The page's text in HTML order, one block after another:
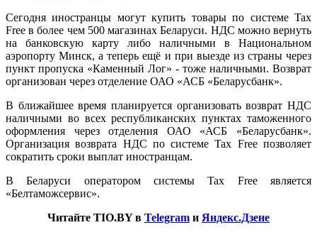
Сегодня иностранцы могут купить товары по системе Tax
Free в более чем 500 магазинах Беларуси. НДС можно вернуть
на банковскую карту либо наличными в Национальном
аэропорту Минск, а теперь ещё и при выезде из страны через
пункт пропуска «Каменный Лог» - тоже наличными. Возврат
организован через отделение ОАО «АСБ «Беларусбанк».
В ближайшее время планируется организовать возврат НДС
наличными во всех республиканских пунктах таможенного
оформления через отделения ОАО «АСБ «Беларусбанк».
Организация возврата НДС по системе Tax Free позволяет
сократить сроки выплат иностранцам.
В Беларуси оператором системы Tax Free является
«Белтаможсервис».
Читайте TIO.BY в Telegram и Яндекс.Дзене